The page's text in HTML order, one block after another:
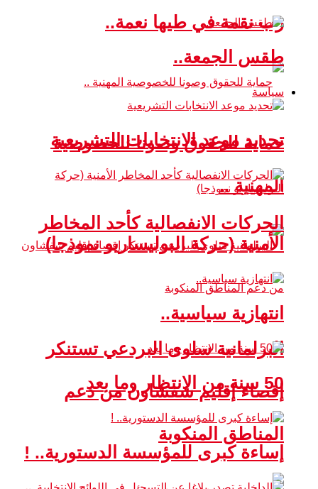
رب نقمة في طيها نعمة..
حماية للحقوق وصونا للخصوصية
المهنية ..
البرلمانية سلوى البردعي تستنكر
إقصاء إقليم شفشاون من دعم
المناطق المنكوبة
طقس الجمعة..
سياسة
تحديد موعد الانتخابات التشريعية
الحركات الانفصالية كأحد المخاطر
الأمنية (حركة البوليساريو نموذجا)
انتهازية سياسية..
50 سنة من الانتظار وما بعد
إساءة كبرى للمؤسسة الدستورية.. !